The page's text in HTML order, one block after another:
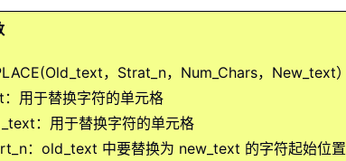
，Strat_n，Num_Chars，New_text）
用于替换字符的单元格
：用于替换字符的单元格
：old_text 中要替换为 new_text 的字符起始位置